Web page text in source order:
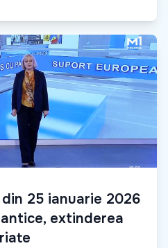
25 ianuarie 2026
extinderea